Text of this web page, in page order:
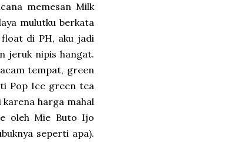
memesan Milk
mulutku berkata
di PH, aku jadi
jeruk nipis hangat.
tempat, green
Pop Ice green tea
harga mahal
oleh Mie Buto Ijo
seperti apa).